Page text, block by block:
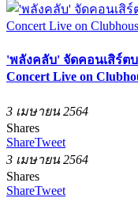
'พลังคลับ' จัดคอนเสิร์ตบ
Concert Live on
3 เมษายน 2564
Shares
ShareTweet
3 เมษายน 2564
Shares
ShareTweet